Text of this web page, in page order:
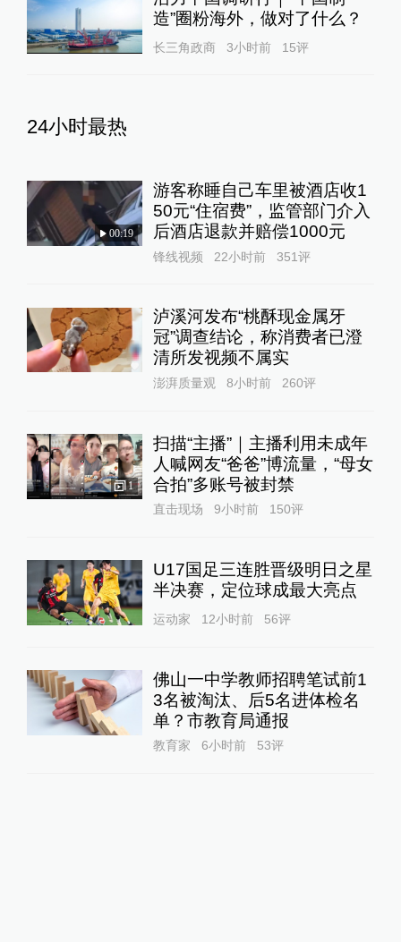
造”圈粉海外，做对了什么？
长三角政商 3小时前 15评
24小时最热
00:19
游客称睡自己车里被酒店收1
50元“住宿费”，监管部门介入
后酒店退款并赔偿1000元
锋线视频 22小时前 351评
泸溪河发布“桃酥现金属牙
冠”调查结论，称消费者已澄
清所发视频不属实
澎湃质量观 8小时前 260评
1
扫描“主播”｜主播利用未成年
人喊网友“爸爸”博流量，“母女
合拍”多账号被封禁
直击现场 9小时前 150评
U17国足三连胜晋级明日之星
半决赛，定位球成最大亮点
运动家 12小时前 56评
佛山一中学教师招聘笔试前1
3名被淘汰、后5名进体检名
单？市教育局通报
教育家 6小时前 53评